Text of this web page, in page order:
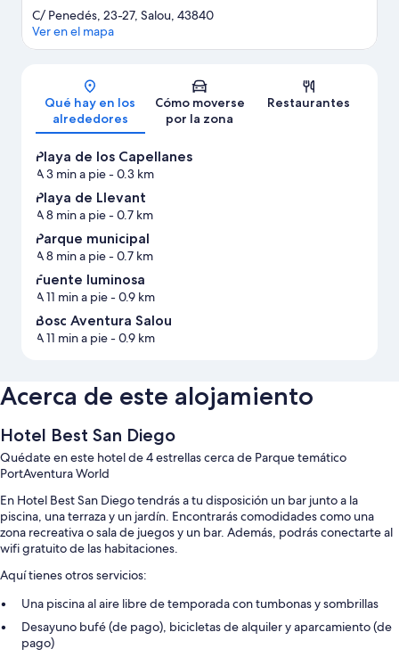
Mapa
C/ Penedés, 23-27, Salou, 43840
Ver en el mapa
Qué hay en los
alrededores
Cómo moverse
por la zona
Restaurantes
Playa de los Capellanes
A 3 min a pie- 0.3 km
Playa de Llevant
A 8 min a pie- 0.7 km
Parque municipal
A 8 min a pie- 0.7 km
Fuente luminosa
A 11 min a pie- 0.9 km
Bosc Aventura Salou
A 11 min a pie- 0.9 km
Acerca de este alojamiento
Hotel Best San Diego
Quédate en este hotel de 4 estrellas cerca de Parque temático
PortAventura World
En Hotel Best San Diego tendrás a tu disposición un bar junto a la
piscina, una terraza y un jardín. Encontrarás comodidades como una
zona recreativa o sala de juegos y un bar. Además, podrás conectarte al
wifi gratuito de las habitaciones.
Aquí tienes otros servicios:
Una piscina al aire libre de temporada con tumbonas y sombrillas
Desayuno bufé (de pago), bicicletas de alquiler y aparcamiento (de
pago)